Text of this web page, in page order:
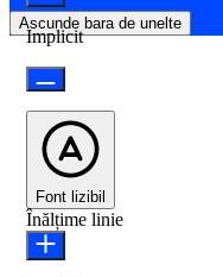
Ascunde bara de unelte
Implicit
Font lizibil
Înălțime linie